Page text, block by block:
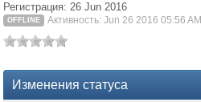
Регистрация: 26 Jun 2016
OFFLINE Активность: Jun 26 2016 05:56 AM
Изменения статуса